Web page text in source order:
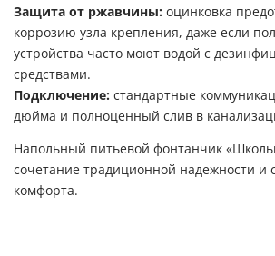
Защита от ржавчины: оцинковка
коррозию узла крепления, даже если
устройства часто моют водой с
средствами.
Подключение: стандартные
дюйма и полноценный слив в
Напольный питьевой фонтанчик
сочетание традиционной надежности и
комфорта.